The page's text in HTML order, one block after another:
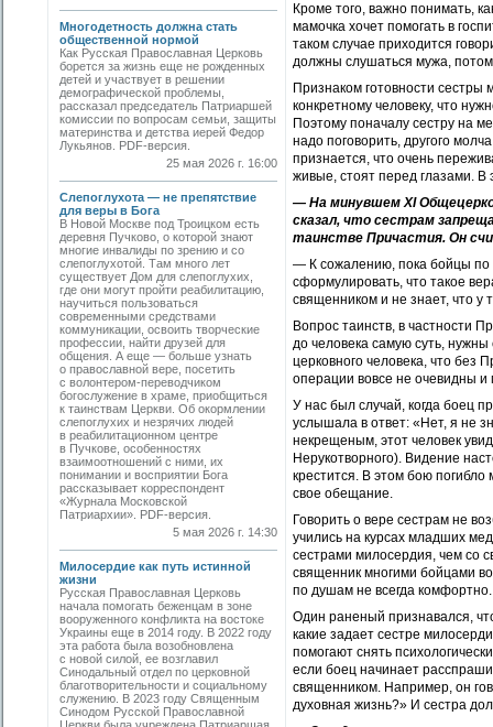
Многодетность должна стать
общественной нормой
Как Русская Православная Церковь
борется за жизнь еще не рожденных
детей и участвует в решении
демографической проблемы,
рассказал председатель Патриаршей
комиссии по вопросам семьи, защиты
материнства и детства иерей Федор
Лукьянов. PDF-версия.
25 мая 2026 г. 16:00
Слепоглухота — не препятствие
для веры в Бога
В Новой Москве под Троицком есть
деревня Пучково, о которой знают
многие инвалиды по зрению и со
слепоглухотой. Там много лет
существует Дом для слепоглухих,
где они могут пройти реабилитацию,
научиться пользоваться
современными средствами
коммуникации, освоить творческие
профессии, найти друзей для
общения. А еще — больше узнать
о православной вере, посетить
с волонтером-переводчиком
богослужение в храме, приобщиться
к таинствам Церкви. Об окормлении
слепоглухих и незрячих людей
в реабилитационном центре
в Пучкове, особенностях
взаимоотношений с ними, их
понимании и восприятии Бога
рассказывает корреспондент
«Журнала Московской
Патриархии». PDF-версия.
5 мая 2026 г. 14:30
Милосердие как путь истинной
жизни
Русская Православная Церковь
начала помогать беженцам в зоне
вооруженного конфликта на востоке
Украины еще в 2014 году. В 2022 году
эта работа была возобновлена
с новой силой, ее возглавил
Синодальный отдел по церковной
благотворительности и социальному
служению. В 2023 году Священным
Синодом Русской Православной
Кроме того, важно понимать,
мамочка хочет помогать в
таком случае приходится
должны слушаться мужа,
Признаком готовности
конкретному человеку, что
Поэтому поначалу сестру на
надо поговорить, другого
признается, что очень
живые, стоят перед глазами. В
— На минувшем XI
сказал, что сестрам
таинстве Причастия. Он
— К сожалению, пока бойцы по
сформулировать, что такое
священником и не знает, что у
Вопрос таинств, в частности
до человека самую суть,
церковного человека, что без
операции вовсе не очевидны и
У нас был случай, когда боец
услышала в ответ: «Нет, я не
некрещеным, этот человек
Нерукотворного). Видение
крестится. В этом бою
свое обещание.
Говорить о вере сестрам не
учились на курсах младших
сестрами милосердия, чем со
священник многими бойцами
по душам не всегда комфортно.
Один раненый признавался,
какие задает сестре
помогают снять
если боец начинает
священником. Например, он
духовная жизнь?» И сестра